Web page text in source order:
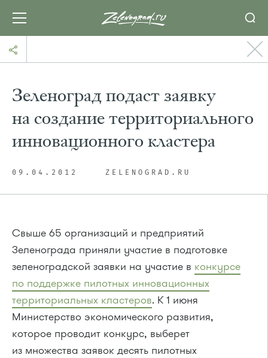
Зеленоград подаст заявку
на создание территориального
инновационного кластера
09.04.2012 ZELENOGRAD.RU
Свыше 65 организаций и предприятий
Зеленограда приняли участие в подготовке
зеленоградской заявки на участие в конкурсе
по поддержке пилотных инновационных
территориальных кластеров. К 1 июня
Министерство экономического развития,
которое проводит конкурс, выберет
из множества заявок десять пилотных